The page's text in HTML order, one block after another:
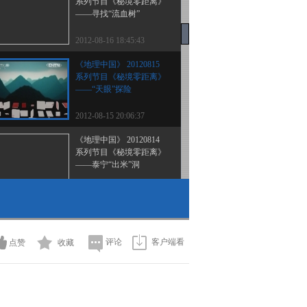
——寻找“流血树”
2012-08-16 18:45:43
《地理中国》 20120815
系列节目《秘境零距离》
——“天眼”探险
2012-08-15 20:06:37
《地理中国》 20120814
系列节目《秘境零距离》
——泰宁“出米”洞
——绵山奇窟
2012-08-13 19:54:29
点赞 收藏 评论 客户端看